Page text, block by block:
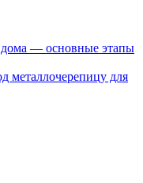
дома — основные этапы
металлочерепицу для